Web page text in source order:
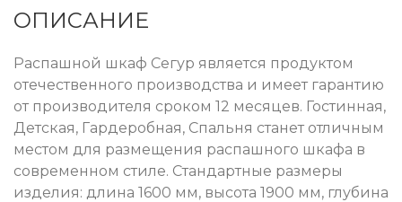
ОПИСАНИЕ
Распашной шкаф Сегур является продуктом
отечественного производства и имеет гарантию
от производителя сроком 12 месяцев. Гостинная,
Детская, Гардеробная, Спальня станет отличным
местом для размещения распашного шкафа в
современном стиле. Стандартные размеры
изделия: длина 1600 мм, высота 1900 мм, глубина